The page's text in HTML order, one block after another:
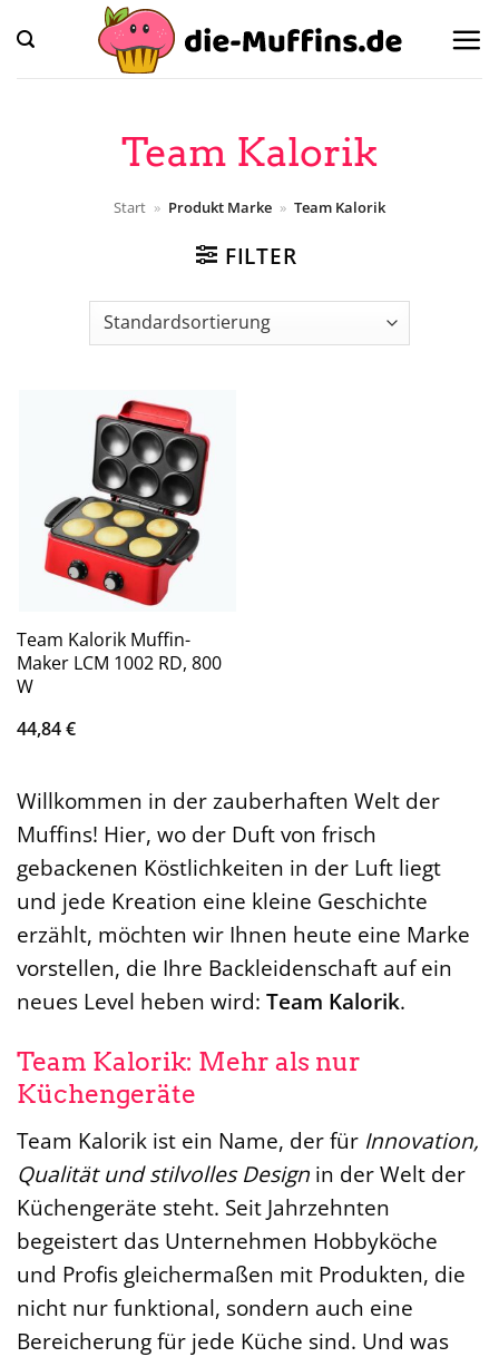
Inhalt
springen
Team Kalorik
Start » Produkt Marke » Team Kalorik
FILTER
Team Kalorik Muffin-
Maker LCM 1002 RD, 800
W
44,84€
Willkommen in der zauberhaften Welt der
Muffins! Hier, wo der Duft von frisch
gebackenen Köstlichkeiten in der Luft liegt
und jede Kreation eine kleine Geschichte
erzählt, möchten wir Ihnen heute eine Marke
vorstellen, die Ihre Backleidenschaft auf ein
neues Level heben wird: Team Kalorik.
Team Kalorik: Mehr als nur
Küchengeräte
Team Kalorik ist ein Name, der für Innovation,
Qualität und stilvolles Design in der Welt der
Küchengeräte steht. Seit Jahrzehnten
begeistert das Unternehmen Hobbyköche
und Profis gleichermaßen mit Produkten, die
nicht nur funktional, sondern auch eine
Bereicherung für jede Küche sind. Und was